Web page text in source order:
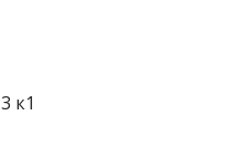
к1